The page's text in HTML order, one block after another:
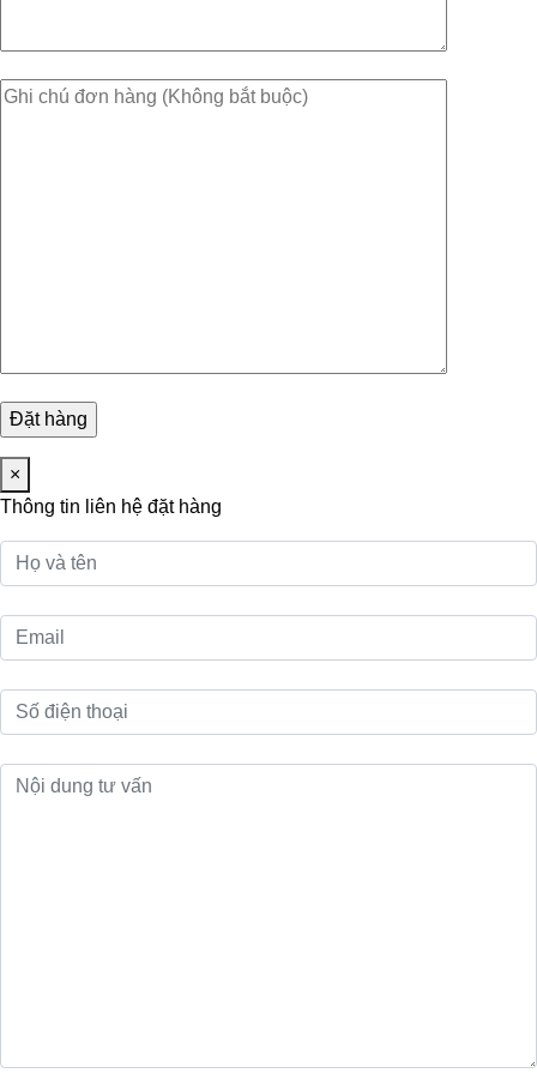
×
Thông tin liên hệ đặt hàng